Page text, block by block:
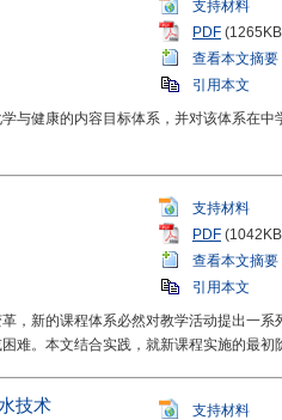
支持材料
PDF
查看本文摘要
引用本文
与健康的内容目标体系，并对该体系在中
支持材料
PDF
查看本文摘要
引用本文
，新的课程体系必然对教学活动提出一系
难。本文结合实践，就新课程实施的最初
技术 支持材料